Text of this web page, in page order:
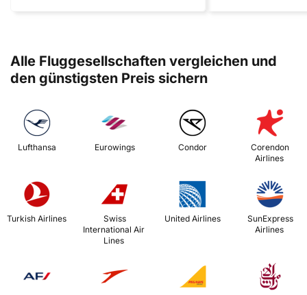
Alle Fluggesellschaften vergleichen und
den günstigsten Preis sichern
Lufthansa Eurowings Condor
Corendon
Airlines
Turkish Airlines
International Air
Lines
United Airlines
Airlines